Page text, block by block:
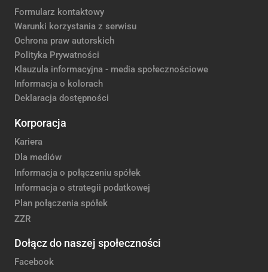
Formularz kontaktowy
Warunki korzystania z serwisu
Ochrona praw autorskich
Polityka Prywatności
Klauzula informacyjna - media społecznościowe
Informacja o kolorach
Deklaracja dostępności
Korporacja
Kariera
Dla mediów
Informacja o połączeniu spółek
Informacja o strategii podatkowej
Plan połączenia spółek
ZZR
Dołącz do naszej społeczności
Facebook